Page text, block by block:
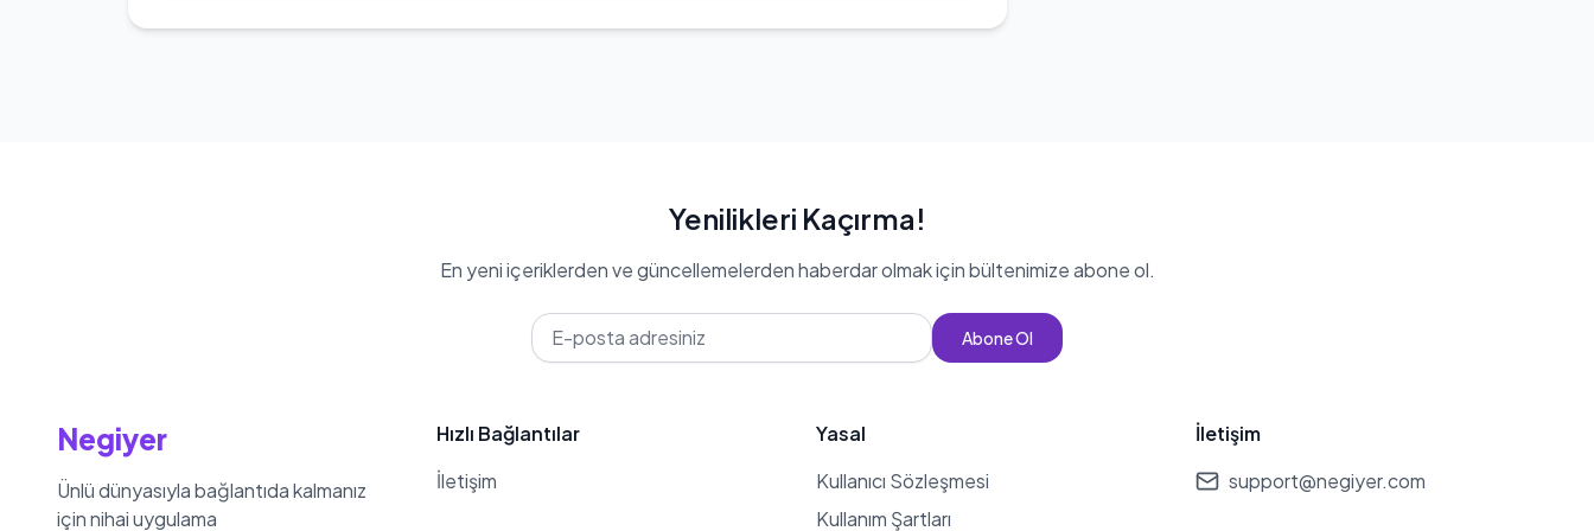
Yenilikleri Kaçırma!
En yeni içeriklerden ve güncellemelerden haberdar olmak için bültenimize abone ol.
Abone Ol
Negiyer
Ünlü dünyasıyla bağlantıda kalmanız
için nihai uygulama
Hızlı Bağlantılar
İletişim
Yasal
Kullanıcı Sözleşmesi
Kullanım Şartları
İletişim
support@negiyer.com